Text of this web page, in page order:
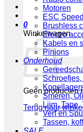
0
Winkelwagen
Geen producten
Terug naar
Motoren
ESC
Brushless
Electro
Kabels en
Pinions
Onderhoud
Smeren,
Lijm,
Verf en
Tassen,